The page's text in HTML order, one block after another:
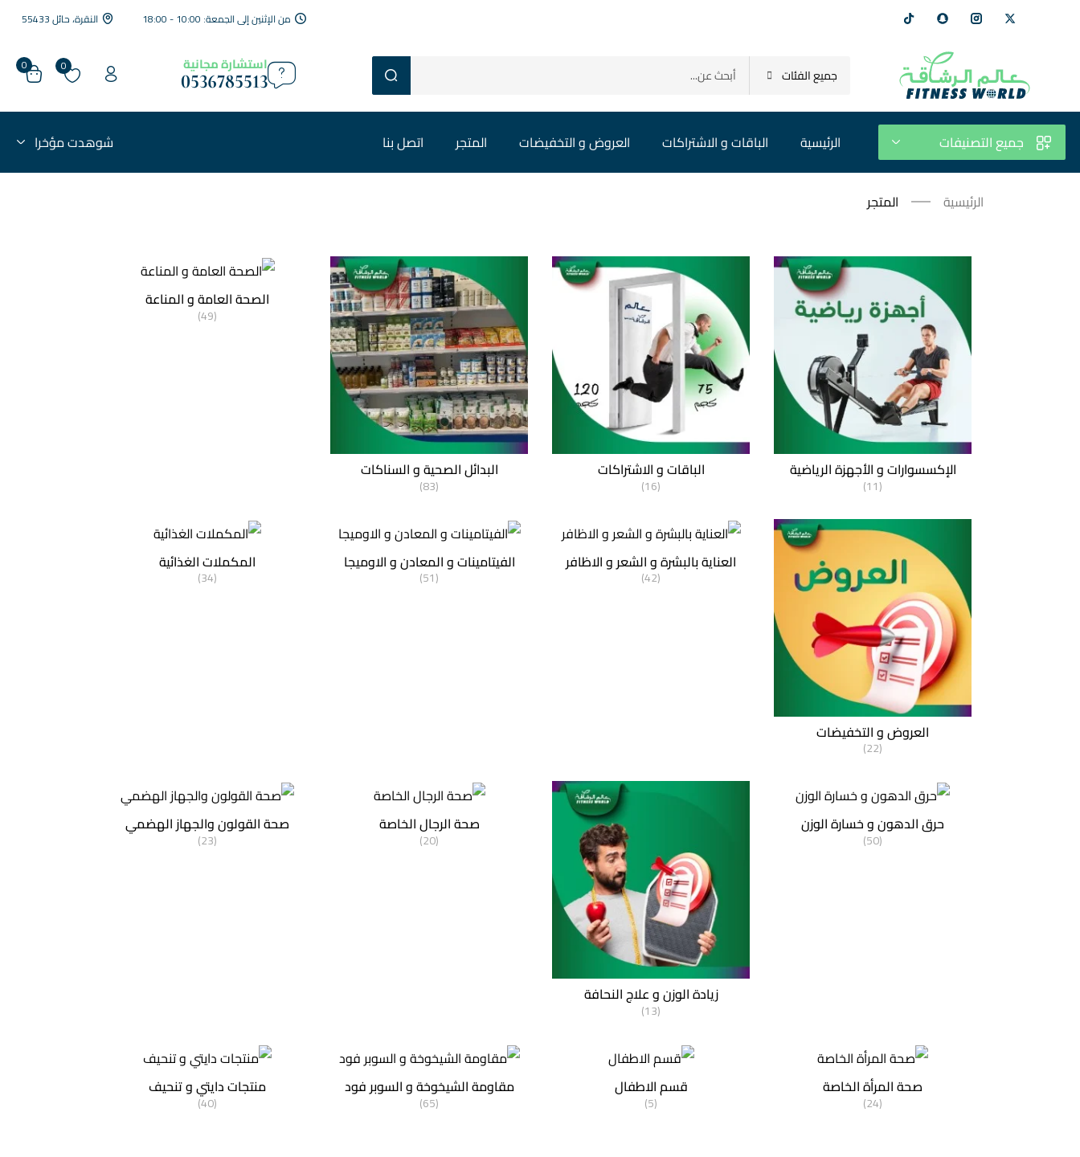
من الإثنين إلى الجمعة: 10:00 - 18:00 النقرة، حائل 55433
جميع الفئات استشارة مجانية
0536785513
0
0
جميع التصنيفات الرئيسية الباقات و الاشتراكات العروض و التخفيضات المتجر اتصل بنا شوهدت مؤخرا
الرئيسية المتجر
الإكسسوارات و الأجهزة الرياضية
(11)
الباقات و الاشتراكات
(16)
البدائل الصحية و السناكات
(83)
الصحة العامة و المناعة
(49)
العروض و التخفيضات
(22)
العناية بالبشرة و الشعر و الاظافر
(42)
الفيتامينات و المعادن و الاوميجا
(51)
المكملات الغذائية
(34)
حرق الدهون و خسارة الوزن
(50)
زيادة الوزن و علاج النحافة
(13)
صحة الرجال الخاصة
(20)
صحة القولون والجهاز الهضمي
(23)
صحة المرأة الخاصة
(24)
قسم الاطفال
(5)
مقاومة الشيخوخة و السوبر فود
(65)
منتجات دايتي و تنحيف
(40)